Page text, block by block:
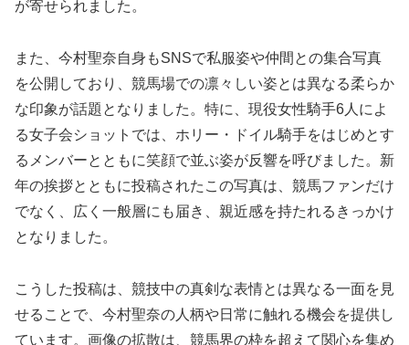
が寄せられました。
また、今村聖奈自身もSNSで私服姿や仲間との集合写真
を公開しており、競馬場での凛々しい姿とは異なる柔らか
な印象が話題となりました。特に、現役女性騎手6人によ
る女子会ショットでは、ホリー・ドイル騎手をはじめとす
るメンバーとともに笑顔で並ぶ姿が反響を呼びました。新
年の挨拶とともに投稿されたこの写真は、競馬ファンだけ
でなく、広く一般層にも届き、親近感を持たれるきっかけ
となりました。
こうした投稿は、競技中の真剣な表情とは異なる一面を見
せることで、今村聖奈の人柄や日常に触れる機会を提供し
ています。画像の拡散は、競馬界の枠を超えて関心を集め